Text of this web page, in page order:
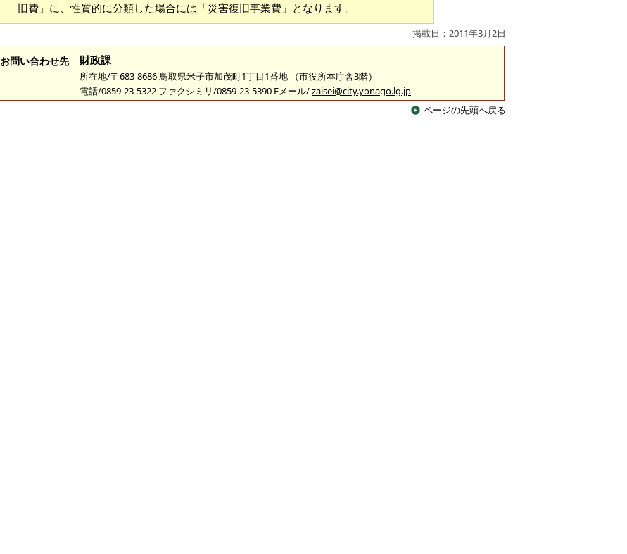
旧費」に、性質的に分類した場合には「災害復旧事業費」となります。
掲載日：2011年3月2日
お問い合わせ先 財政課
所在地/〒683-8686 鳥取県米子市加茂町1丁目1番地 （市役所本庁舎3階）
電話/0859-23-5322 ファクシミリ/0859-23-5390 Eメール/zaisei@city.yonago.lg.jp
ページの先頭へ戻る